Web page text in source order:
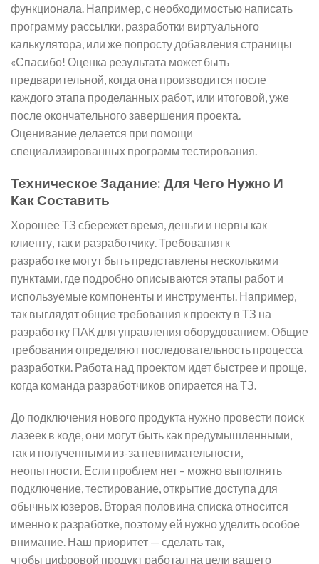
функционала. Например, с необходимостью написать
программу рассылки, разработки виртуального
калькулятора, или же попросту добавления страницы
«Спасибо! Оценка результата может быть
предварительной, когда она производится после
каждого этапа проделанных работ, или итоговой, уже
после окончательного завершения проекта.
Оценивание делается при помощи
специализированных программ тестирования.
Техническое Задание: Для Чего Нужно И
Как Составить
Хорошее ТЗ сбережет время, деньги и нервы как
клиенту, так и разработчику. Требования к
разработке могут быть представлены несколькими
пунктами, где подробно описываются этапы работ и
используемые компоненты и инструменты. Например,
так выглядят общие требования к проекту в ТЗ на
разработку ПАК для управления оборудованием. Общие
требования определяют последовательность процесса
разработки. Работа над проектом идет быстрее и проще,
когда команда разработчиков опирается на ТЗ.
До подключения нового продукта нужно провести поиск
лазеек в коде, они могут быть как предумышленными,
так и полученными из-за невнимательности,
неопытности. Если проблем нет – можно выполнять
подключение, тестирование, открытие доступа для
обычных юзеров. Вторая половина списка относится
именно к разработке, поэтому ей нужно уделить особое
внимание. Наш приоритет — сделать так,
чтобы цифровой продукт работал на цели вашего